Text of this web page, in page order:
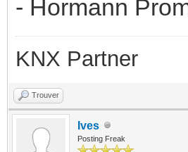
- Hormann
KNX Partner
Trouver
Ives
Posting Freak